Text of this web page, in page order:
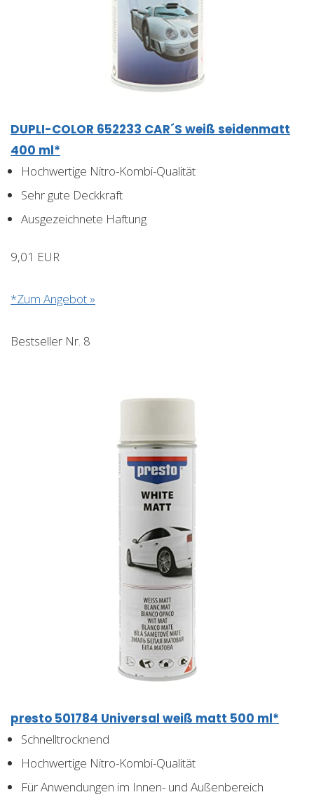
DUPLI-COLOR 652233 CAR´S weiß seidenmatt
400 ml*
Hochwertige Nitro-Kombi-Qualität
Sehr gute Deckkraft
Ausgezeichnete Haftung
9,01 EUR
*Zum Angebot »
Bestseller Nr. 8
presto 501784 Universal weiß matt 500 ml*
Schnelltrocknend
Hochwertige Nitro-Kombi-Qualität
Für Anwendungen im Innen- und Außenbereich